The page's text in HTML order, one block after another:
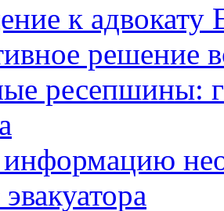
к адвокату
решение
ресепшины: